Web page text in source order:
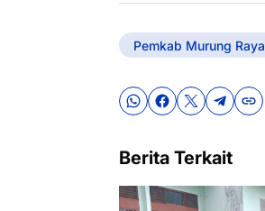
Pemkab Murung Raya
Berita Terkait